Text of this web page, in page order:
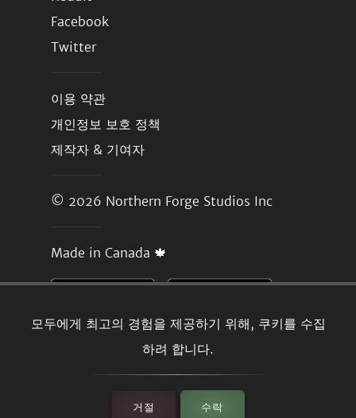
모두에게 최고의 경험을 제공하기 위해, 쿠키를 수집
하려 합니다.
거절 수락
Facebook
Twitter
이용 약관
개인정보 보호 정책
제작자 & 기여자
© 2026 Northern Forge Studios Inc
Made in Canada 🍁